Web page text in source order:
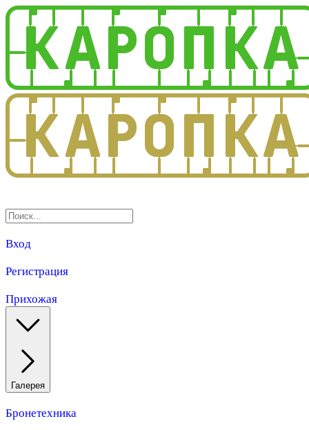
Вход
Регистрация
Прихожая
Галерея
Бронетехника